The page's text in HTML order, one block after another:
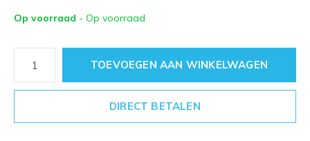
Op voorraad - Op voorraad
TOEVOEGEN AAN WINKELWAGEN
DIRECT BETALEN